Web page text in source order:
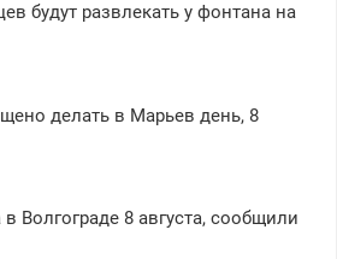
будут развлекать у фонтана на
делать в Марьев день, 8
Волгограде 8 августа, сообщили